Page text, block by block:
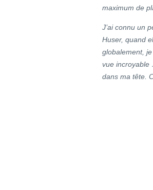
maximum de
J’ai connu un
Huser, quand
globalement,
vue incroyable
dans ma tête.